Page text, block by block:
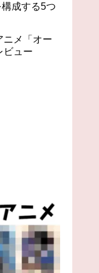
成する5つ
ニメ「オー
ビュー